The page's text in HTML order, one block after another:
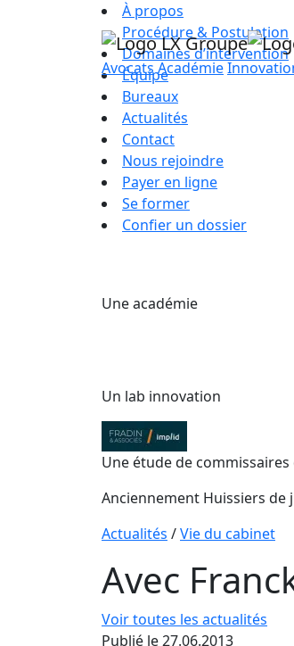
AvocatsAcadémie
À propos
Procédure & Postulation
Domaines d’intervention
Équipe
Bureaux
Actualités
Contact
Nous rejoindre
Payer en ligne
Se former
Confier un dossier
Une académie
Un lab innovation
Une étude de
Anciennement Huissiers de
Actualités /Vie du cabinet
Avec
Voir toutes les actualités
Publié le 27.06.2013